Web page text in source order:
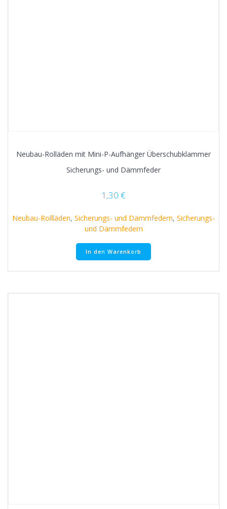
Neubau-Rolläden mit Mini-P-Aufhänger Überschubklammer
Sicherungs- und Dämmfeder
1,30 €
Neubau-Rollläden, Sicherungs- und Dämmfedern, Sicherungs-
und Dämmfedern
In den Warenkorb